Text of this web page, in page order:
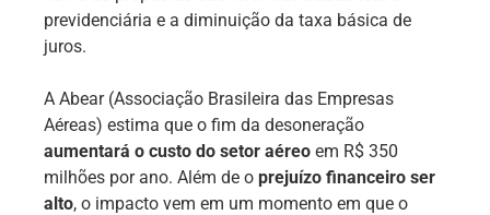
previdenciária e a diminuição da taxa básica de
juros.
A Abear (Associação Brasileira das Empresas
Aéreas) estima que o fim da desoneração
aumentará o custo do setor aéreo em R$ 350
milhões por ano. Além de o prejuízo financeiro ser
alto, o impacto vem em um momento em que o